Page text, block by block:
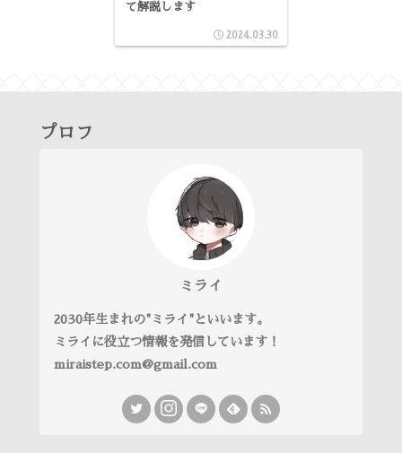
て解説します
2024.03.30
プロフ
ミライ
2030年生まれの"ミライ"といいます。
ミライに役立つ情報を発信しています！
miraistep.com@gmail.com